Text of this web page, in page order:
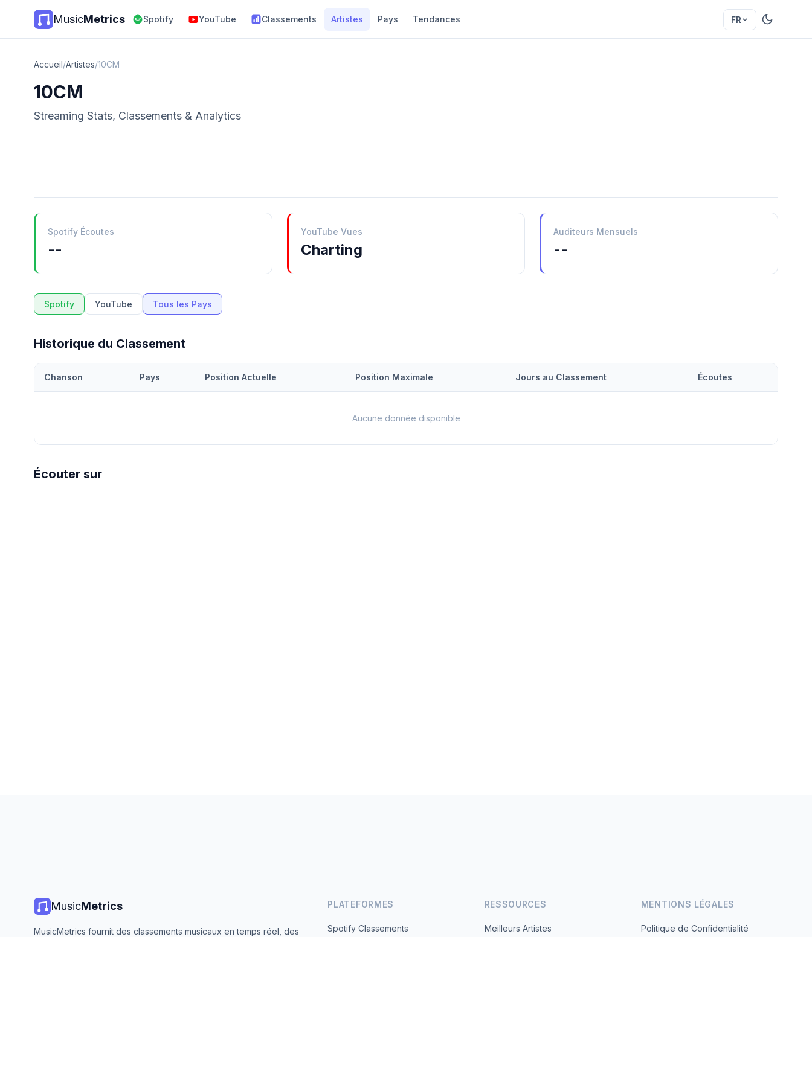
MusicMetrics Spotify YouTube Classements Artistes Pays Tendances FR
Accueil/Artistes/10CM
10CM
Streaming Stats, Classements & Analytics
Spotify Écoutes
--
YouTube Vues
Charting
Auditeurs Mensuels
--
Spotify YouTube Tous les Pays
Historique du Classement
Chanson Pays Position Actuelle Position Maximale Jours au Classement Écoutes
Aucune donnée disponible
Écouter sur
MusicMetrics
MusicMetrics fournit des classements musicaux en temps réel, des
PLATEFORMES
Spotify Classements
RESSOURCES
Meilleurs Artistes
MENTIONS LÉGALES
Politique de Confidentialité